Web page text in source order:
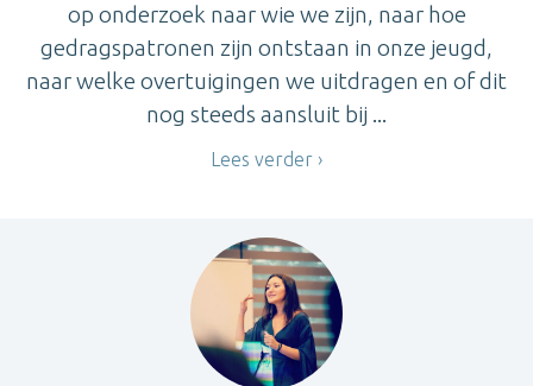
op onderzoek naar wie we zijn, naar hoe
gedragspatronen zijn ontstaan in onze jeugd,
naar welke overtuigingen we uitdragen en of dit
nog steeds aansluit bij ...
Lees verder